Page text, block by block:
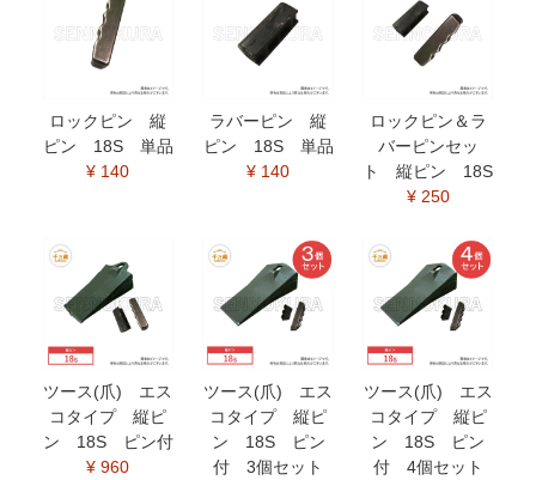
ロックピン 縦
ピン 18S 単品
¥ 140
ラバーピン 縦
ピン 18S 単品
¥ 140
ロックピン＆ラ
バーピンセッ
ト 縦ピン 18S
¥ 250
ツース(爪) エス
コタイプ 縦ピ
ン 18S ピン付
¥ 960
ツース(爪) エス
コタイプ 縦ピ
ン 18S ピン
付 3個セット
ツース(爪) エス
コタイプ 縦ピ
ン 18S ピン
付 4個セット